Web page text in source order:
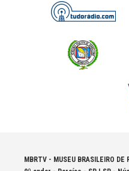
MBRTV - MUSEU BRASILEIRO DE